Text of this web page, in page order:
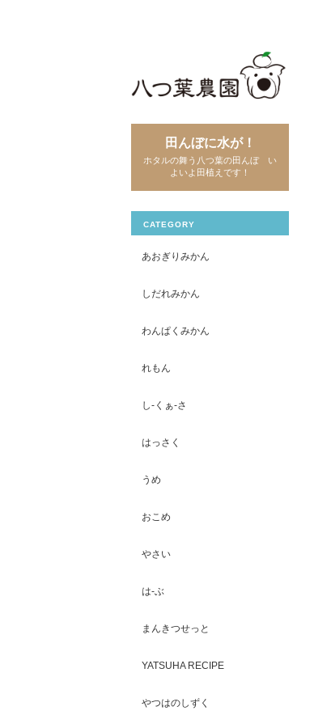
田んぼに水が！
ホタルの舞う八つ葉の田んぼ い
よいよ田植えです！
CATEGORY
あおぎりみかん
しだれみかん
わんぱくみかん
れもん
し-くぁ-さ
はっさく
うめ
おこめ
やさい
は-ぶ
まんきつせっと
YATSUHA RECIPE
やつはのしずく